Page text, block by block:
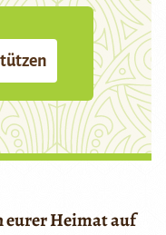
eurer Heimat auf